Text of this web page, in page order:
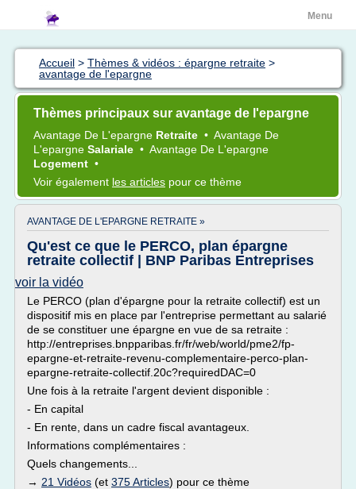
Menu
Accueil > Thèmes & vidéos : épargne retraite >
avantage de l'epargne
Thèmes principaux sur avantage de l'epargne
Avantage De L'epargne Retraite • Avantage De
L'epargne Salariale • Avantage De L'epargne
Logement •
Voir également les articles pour ce thème
AVANTAGE DE L'EPARGNE RETRAITE »
Qu'est ce que le PERCO, plan épargne
retraite collectif | BNP Paribas Entreprises
voir la vidéo
Le PERCO (plan d'épargne pour la retraite collectif) est un
dispositif mis en place par l'entreprise permettant au salarié
de se constituer une épargne en vue de sa retraite :
http://entreprises.bnpparibas.fr/fr/web/world/pme2/fp-
epargne-et-retraite-revenu-complementaire-perco-plan-
epargne-retraite-collectif.20c?requiredDAC=0
Une fois à la retraite l'argent devient disponible :
- En capital
- En rente, dans un cadre fiscal avantageux.
Informations complémentaires :
Quels changements...
→ 21 Vidéos (et 375 Articles) pour ce thème